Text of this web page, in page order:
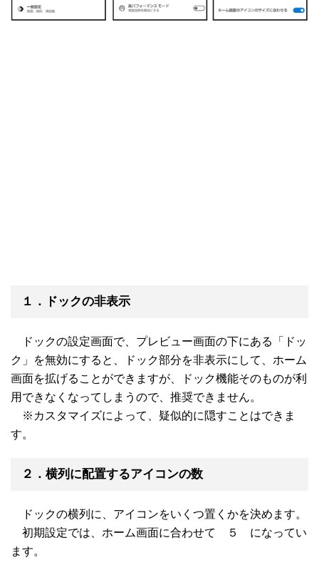
１．ドックの非表示
ドックの設定画面で、プレビュー画面の下にある「ドッ
ク」を無効にすると、ドック部分を非表示にして、ホーム
画面を拡げることができますが、ドック機能そのものが利
用できなくなってしまうので、推奨できません。
※カスタマイズによって、疑似的に隠すことはできま
す。
２．横列に配置するアイコンの数
ドックの横列に、アイコンをいくつ置くかを決めます。
初期設定では、ホーム画面に合わせて ５ になってい
ます。